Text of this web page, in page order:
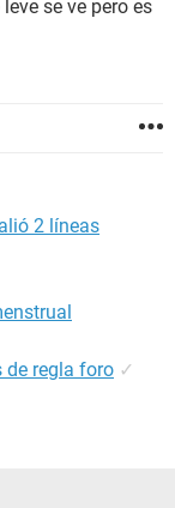
se ve pero es
2 líneas
de regla foro ✓